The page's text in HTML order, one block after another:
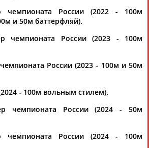
России 2026. 7 июня (прямая
Евгения Чикунова, Егор
Дарья
агентство СТАДИОН)
России 2026. 6 июня (прямая
Евгения Чикунова, Егор
Дарья
агентство СТАДИОН)
чемпионата России (2022 - 100м
и 50м баттерфляй).
чемпионата России (2023 - 100м
России (2023 - 100м и 50м
- 100м вольным стилем).
чемпионата России (2024 - 50м
чемпионата России (2024 - 100м